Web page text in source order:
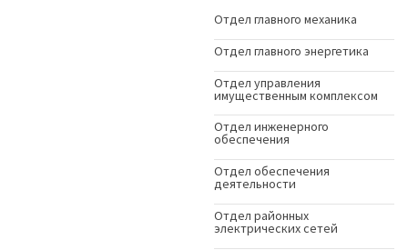
Отдел главного механика
Отдел главного энергетика
Отдел управления
имущественным комплексом
Отдел инженерного
обеспечения
Отдел обеспечения
деятельности
Отдел районных
электрических сетей